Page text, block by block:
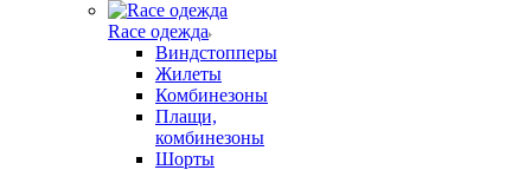
Race одежда
Виндстопперы
Жилеты
Комбинезоны
Плащи,
комбинезоны
Шорты